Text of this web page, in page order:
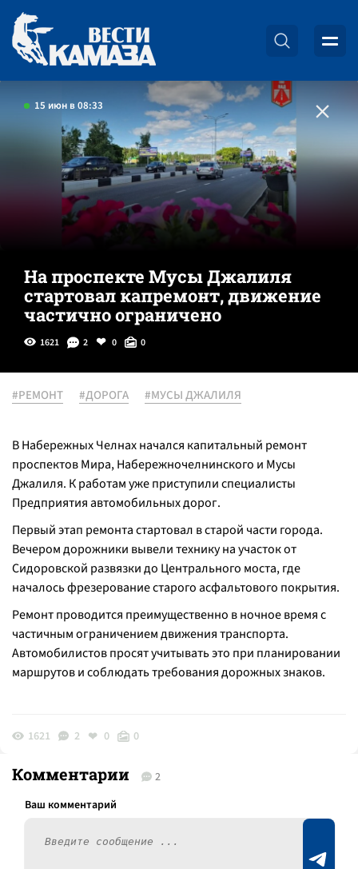
15 июн в 08:33
На проспекте Мусы Джалиля
стартовал капремонт, движение
частично ограничено
1621 2 0 0
#РЕМОНТ #ДОРОГА #МУСЫ ДЖАЛИЛЯ
В Набережных Челнах начался капитальный ремонт
проспектов Мира, Набережночелнинского и Мусы
Джалиля. К работам уже приступили специалисты
Предприятия автомобильных дорог.
Первый этап ремонта стартовал в старой части города.
Вечером дорожники вывели технику на участок от
Сидоровской развязки до Центрального моста, где
началось фрезерование старого асфальтового покрытия.
Ремонт проводится преимущественно в ночное время с
частичным ограничением движения транспорта.
Автомобилистов просят учитывать это при планировании
маршрутов и соблюдать требования дорожных знаков.
1621 2 0 0
Комментарии 2